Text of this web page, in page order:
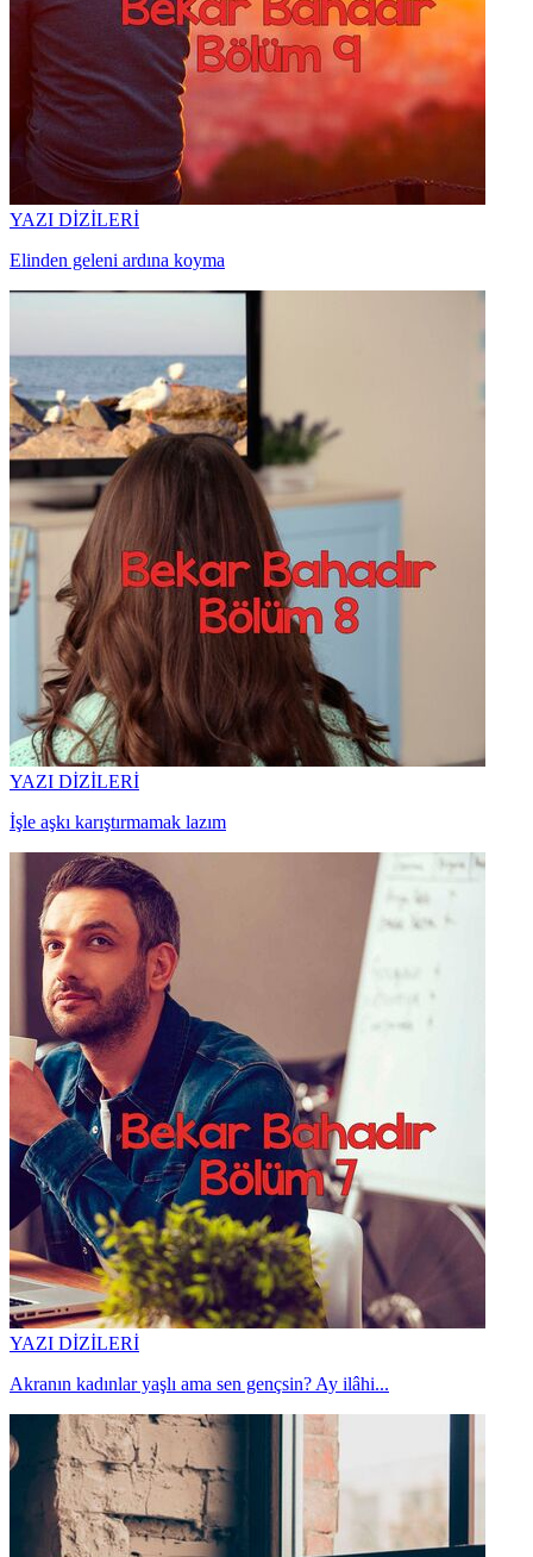
YAZI DİZİLERİ
Elinden geleni ardına koyma
YAZI DİZİLERİ
İşle aşkı karıştırmamak lazım
YAZI DİZİLERİ
Akranın kadınlar yaşlı ama sen gençsin? Ay ilâhi...